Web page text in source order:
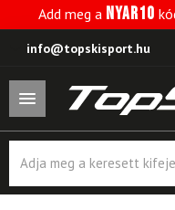
Add meg a NYAR10
info@topskisport.hu
search